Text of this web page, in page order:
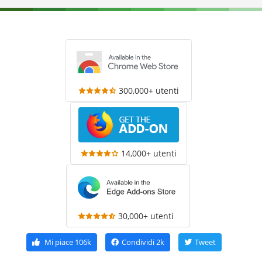
300,000+ utenti
14,000+ utenti
30,000+ utenti
Mi piace 106k Condividi2k Tweet